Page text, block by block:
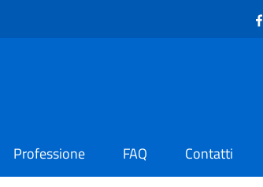
Professione FAQ Contatti